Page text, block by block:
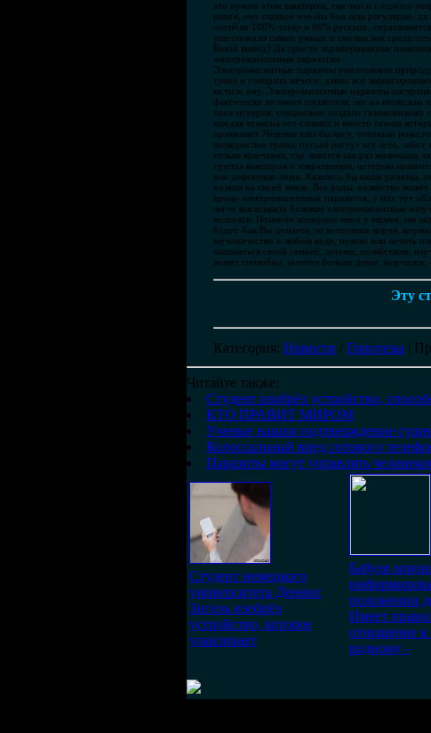
это нужно этим вампирам, так они и с одного
ринге, ему главное что-бы бои шли регулярно,
погибло 100% татар и 90% русских,
уничтожили самых умных и смелых как среди
Какой вывод? Да просто экранированные
электромагнитным паразитам.
Электромагнитные паразиты уничтожают
траву и говорить нечего, давно всё
мстило ему. Электромагнитные паразиты
фактически не имеет глушителя, лес на
таже история, специально создали
каждая травина это слышит и вместо газона
применяет. Человек взял бы косу, тихонько
низкорослые травы, пускай растут всё лето,
только крючками, где ловится как раз
группа вампиров и извращенцев, которым
или дефектные люди. Казалось бы какая разница,
хозяин на своей земле. Все рады, хозяйство
кроме электромагнитных паразитов, у них тут
легче высасывать болевые электромагнитные
колхозов. Помните кошерное мясо у евреев, им
будет. Как Вы думаете, из колхозных коров,
мученичество в любом виде, нужно или лечить
заниматься своей семьёй, детьми, хозяйством,
живёт спокойно, захотел больше денег, выучился,
Эту
Категория: Новости / Гипотезы |
Читайте также:
Студент изобрёл устройство,
КТО ПРАВИТ МИРОМ
Ученые нашли подтверждение
Колоссальный вред сотового
Паразиты могут управлять
Студент немецкого
университета Деннис
Зигель изобрёл
устройство, которое
улавливает
Бабуля
положении
Имеет
отношение к
родному -